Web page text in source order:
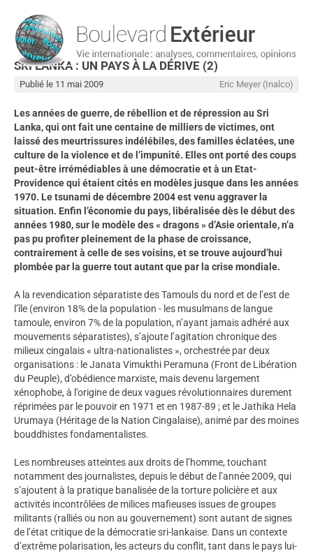
SRI LANKA : UN PAYS À LA DÉRIVE (2)
Eric Meyer (Inalco)
Publié le 11 mai 2009
Les années de guerre, de rébellion et de répression au Sri
Lanka, qui ont fait une centaine de milliers de victimes, ont
laissé des meurtrissures indélébiles, des familles éclatées, une
culture de la violence et de l’impunité. Elles ont porté des coups
peut-être irrémédiables à une démocratie et à un Etat-
Providence qui étaient cités en modèles jusque dans les années
1970. Le tsunami de décembre 2004 est venu aggraver la
situation. Enfin l’économie du pays, libéralisée dès le début des
années 1980, sur le modèle des « dragons » d’Asie orientale, n’a
pas pu profiter pleinement de la phase de croissance,
contrairement à celle de ses voisins, et se trouve aujourd’hui
plombée par la guerre tout autant que par la crise mondiale.
A la revendication séparatiste des Tamouls du nord et de l’est de
l’île (environ 18% de la population - les musulmans de langue
tamoule, environ 7% de la population, n’ayant jamais adhéré aux
mouvements séparatistes), s’ajoute l’agitation chronique des
milieux cingalais « ultra-nationalistes », orchestrée par deux
organisations : le Janata Vimukthi Peramuna (Front de Libération
du Peuple), d’obédience marxiste, mais devenu largement
xénophobe, à l’origine de deux vagues révolutionnaires durement
réprimées par le pouvoir en 1971 et en 1987-89 ; et le Jathika Hela
Urumaya (Héritage de la Nation Cingalaise), animé par des moines
bouddhistes fondamentalistes.
Les nombreuses atteintes aux droits de l’homme, touchant
notamment des journalistes, depuis le début de l’année 2009, qui
s’ajoutent à la pratique banalisée de la torture policière et aux
activités incontrôlées de milices mafieuses issues de groupes
militants (ralliés ou non au gouvernement) sont autant de signes
de l’état critique de la démocratie sri-lankaise. Dans un contexte
d’extrême polarisation, les acteurs du conflit, tant dans le pays lui-